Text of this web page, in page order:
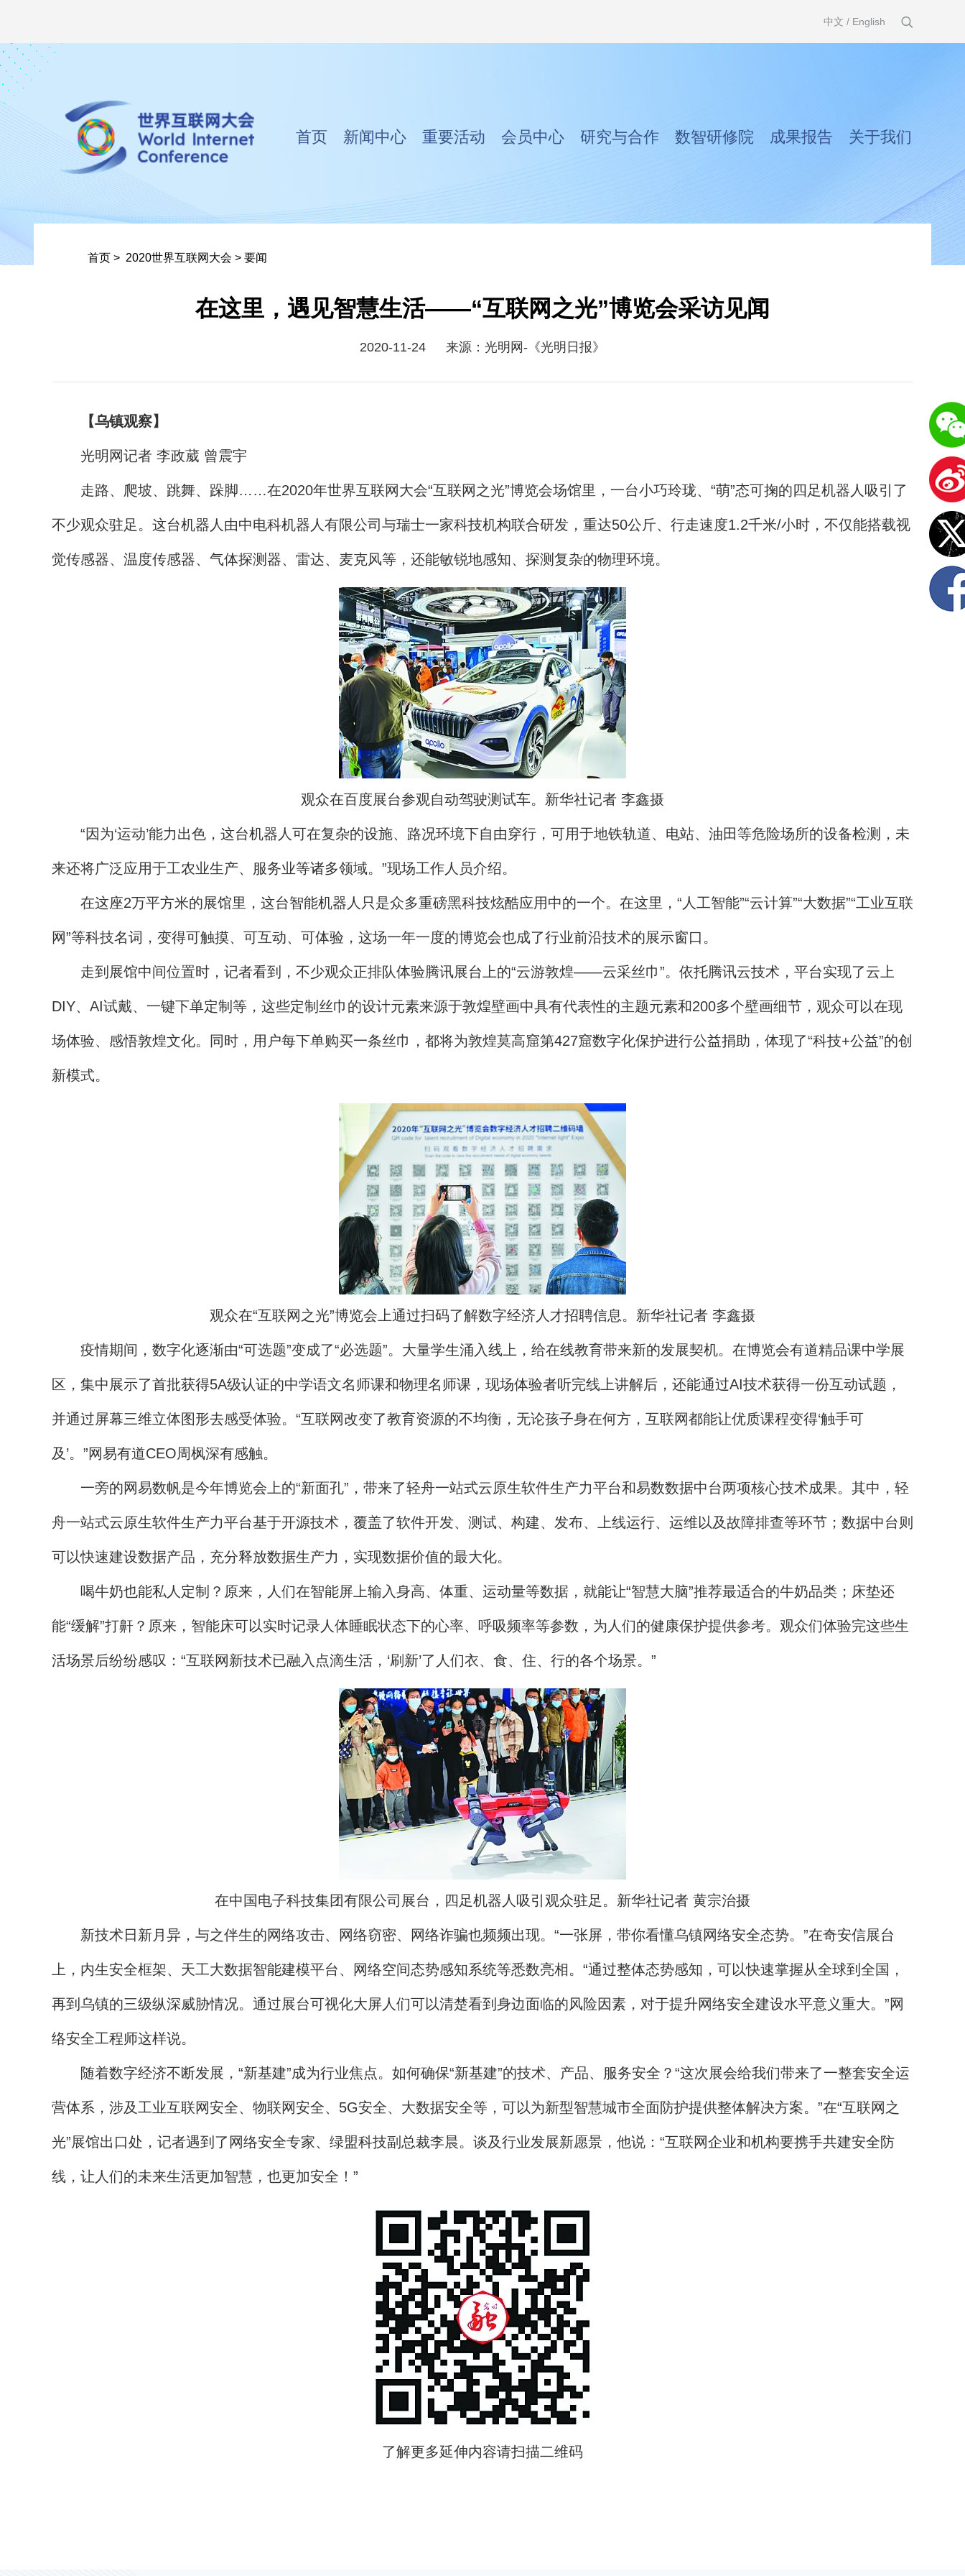
中文 / English
首页 新闻中心 重要活动 会员中心 研究与合作 数智研修院 成果报告 关于我们
首页 > 2020世界互联网大会 > 要闻
在这里，遇见智慧生活——“互联网之光”博览会采访见闻
2020-11-24 来源：光明网-《光明日报》
【乌镇观察】
光明网记者 李政葳 曾震宇
走路、爬坡、跳舞、跺脚……在2020年世界互联网大会“互联网之光”博览会场馆里，一台小巧玲珑、“萌”态可掬的四足机器人吸引了
不少观众驻足。这台机器人由中电科机器人有限公司与瑞士一家科技机构联合研发，重达50公斤、行走速度1.2千米/小时，不仅能搭载视
觉传感器、温度传感器、气体探测器、雷达、麦克风等，还能敏锐地感知、探测复杂的物理环境。
观众在百度展台参观自动驾驶测试车。新华社记者 李鑫摄
“因为‘运动’能力出色，这台机器人可在复杂的设施、路况环境下自由穿行，可用于地铁轨道、电站、油田等危险场所的设备检测，未
来还将广泛应用于工农业生产、服务业等诸多领域。”现场工作人员介绍。
在这座2万平方米的展馆里，这台智能机器人只是众多重磅黑科技炫酷应用中的一个。在这里，“人工智能”“云计算”“大数据”“工业互联
网”等科技名词，变得可触摸、可互动、可体验，这场一年一度的博览会也成了行业前沿技术的展示窗口。
走到展馆中间位置时，记者看到，不少观众正排队体验腾讯展台上的“云游敦煌——云采丝巾”。依托腾讯云技术，平台实现了云上
DIY、AI试戴、一键下单定制等，这些定制丝巾的设计元素来源于敦煌壁画中具有代表性的主题元素和200多个壁画细节，观众可以在现
场体验、感悟敦煌文化。同时，用户每下单购买一条丝巾，都将为敦煌莫高窟第427窟数字化保护进行公益捐助，体现了“科技+公益”的创
新模式。
观众在“互联网之光”博览会上通过扫码了解数字经济人才招聘信息。新华社记者 李鑫摄
疫情期间，数字化逐渐由“可选题”变成了“必选题”。大量学生涌入线上，给在线教育带来新的发展契机。在博览会有道精品课中学展
区，集中展示了首批获得5A级认证的中学语文名师课和物理名师课，现场体验者听完线上讲解后，还能通过AI技术获得一份互动试题，
并通过屏幕三维立体图形去感受体验。“互联网改变了教育资源的不均衡，无论孩子身在何方，互联网都能让优质课程变得‘触手可
及’。”网易有道CEO周枫深有感触。
一旁的网易数帆是今年博览会上的“新面孔”，带来了轻舟一站式云原生软件生产力平台和易数数据中台两项核心技术成果。其中，轻
舟一站式云原生软件生产力平台基于开源技术，覆盖了软件开发、测试、构建、发布、上线运行、运维以及故障排查等环节；数据中台则
可以快速建设数据产品，充分释放数据生产力，实现数据价值的最大化。
喝牛奶也能私人定制？原来，人们在智能屏上输入身高、体重、运动量等数据，就能让“智慧大脑”推荐最适合的牛奶品类；床垫还
能“缓解”打鼾？原来，智能床可以实时记录人体睡眠状态下的心率、呼吸频率等参数，为人们的健康保护提供参考。观众们体验完这些生
活场景后纷纷感叹：“互联网新技术已融入点滴生活，‘刷新’了人们衣、食、住、行的各个场景。”
在中国电子科技集团有限公司展台，四足机器人吸引观众驻足。新华社记者 黄宗治摄
新技术日新月异，与之伴生的网络攻击、网络窃密、网络诈骗也频频出现。“一张屏，带你看懂乌镇网络安全态势。”在奇安信展台
上，内生安全框架、天工大数据智能建模平台、网络空间态势感知系统等悉数亮相。“通过整体态势感知，可以快速掌握从全球到全国，
再到乌镇的三级纵深威胁情况。通过展台可视化大屏人们可以清楚看到身边面临的风险因素，对于提升网络安全建设水平意义重大。”网
络安全工程师这样说。
随着数字经济不断发展，“新基建”成为行业焦点。如何确保“新基建”的技术、产品、服务安全？“这次展会给我们带来了一整套安全运
营体系，涉及工业互联网安全、物联网安全、5G安全、大数据安全等，可以为新型智慧城市全面防护提供整体解决方案。”在“互联网之
光”展馆出口处，记者遇到了网络安全专家、绿盟科技副总裁李晨。谈及行业发展新愿景，他说：“互联网企业和机构要携手共建安全防
线，让人们的未来生活更加智慧，也更加安全！”
了解更多延伸内容请扫描二维码